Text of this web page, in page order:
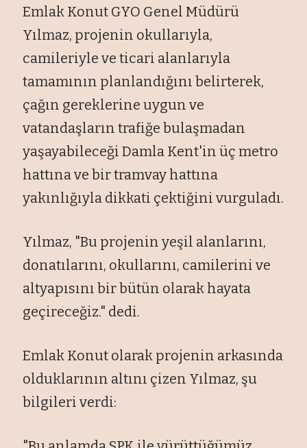
Emlak Konut GYO Genel Müdürü
Yılmaz, projenin okullarıyla,
camileriyle ve ticari alanlarıyla
tamamının planlandığını belirterek,
çağın gereklerine uygun ve
vatandaşların trafiğe bulaşmadan
yaşayabileceği Damla Kent'inüç metro
hattına ve bir tramvay hattına
yakınlığıyla dikkati çektiğini vurguladı.
Yılmaz, "Bu projenin yeşil alanlarını,
donatılarını, okullarını, camilerini ve
altyapısını bir bütün olarak hayata
geçireceğiz." dedi.
Emlak Konut olarak projenin arkasında
olduklarının altını çizen Yılmaz, şu
bilgileri verdi: